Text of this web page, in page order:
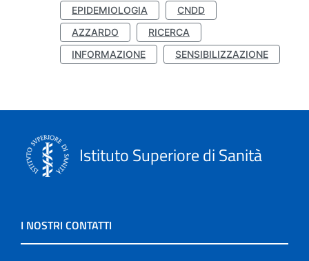
EPIDEMIOLOGIA
CNDD
AZZARDO
RICERCA
INFORMAZIONE
SENSIBILIZZAZIONE
Istituto Superiore di Sanità
I NOSTRI CONTATTI